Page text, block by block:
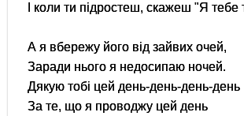
І коли ти підростеш, скажеш "Я тебе
А я вбережу його від зайвих очей,
Заради нього я недосипаю ночей.
Дякую тобі цей день-день-день-день
За те, що я проводжу цей день